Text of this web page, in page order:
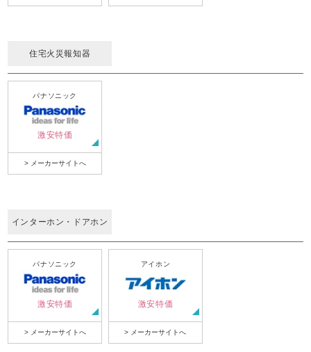
住宅火災報知器
パナソニック
激安特価
> メーカーサイトへ
インターホン・ドアホン
パナソニック
激安特価
> メーカーサイトへ
アイホン
激安特価
> メーカーサイトへ